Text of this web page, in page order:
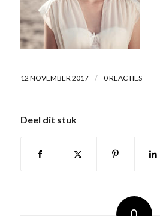
12 NOVEMBER 2017 / 0 REACTIES
Deel dit stuk